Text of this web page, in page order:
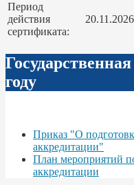
Период
действия
сертификата:
20.11.2026
году
Приказ "О
аккредитации"
План мероприятий
аккредитации